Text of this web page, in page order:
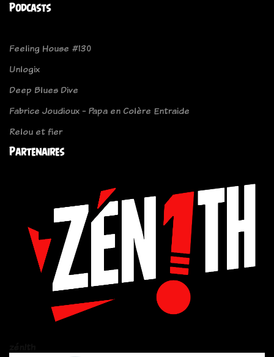
Podcasts
Feeling House #130
Unlogix
Deep Blues Dive
Fabrice Joudioux - Papa en Colère Entraide
Relou et fier
Partenaires